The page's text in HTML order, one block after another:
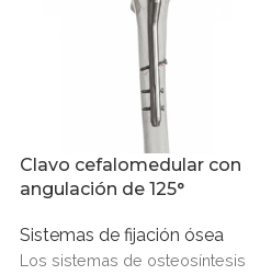
Clavo cefalomedular con
angulación de 125°
Sistemas de fijación ósea
Los sistemas de osteosíntesis